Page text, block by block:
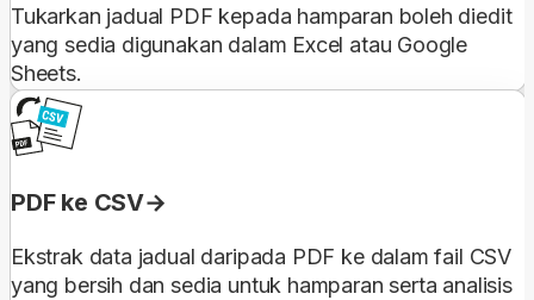
Tukarkan jadual PDF kepada hamparan boleh diedit
yang sedia digunakan dalam Excel atau Google
Sheets.
PDF ke CSV
Ekstrak data jadual daripada PDF ke dalam fail CSV
yang bersih dan sedia untuk hamparan serta analisis